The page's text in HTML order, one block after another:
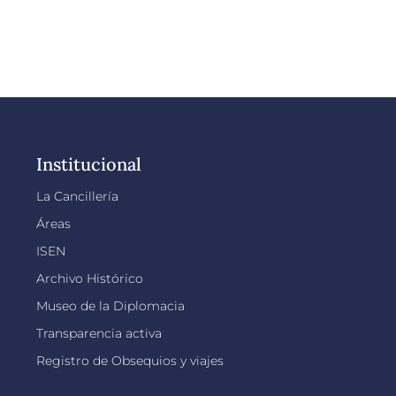
Institucional
La Cancillería
Áreas
ISEN
Archivo Histórico
Museo de la Diplomacia
Transparencia activa
Registro de Obsequios y viajes